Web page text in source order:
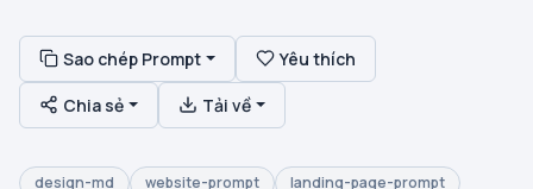
Sao chép Prompt Yêu thích
Chia sẻ Tải về
design-md website-prompt
landing-page-prompt